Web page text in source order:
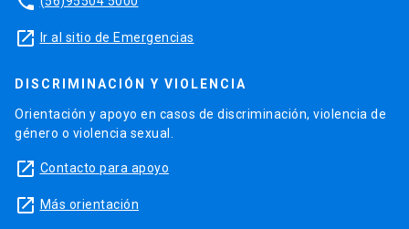
launch Ir al sitio de Emergencias
DISCRIMINACIÓN Y VIOLENCIA
Orientación y apoyo en casos de discriminación, violencia de
género o violencia sexual.
launch Contacto para apoyo
launch Más orientación